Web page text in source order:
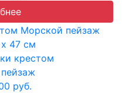
47 см
крестом
руб.